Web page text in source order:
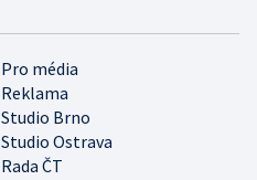
Pro média
Reklama
Studio Brno
Studio Ostrava
Rada ČT